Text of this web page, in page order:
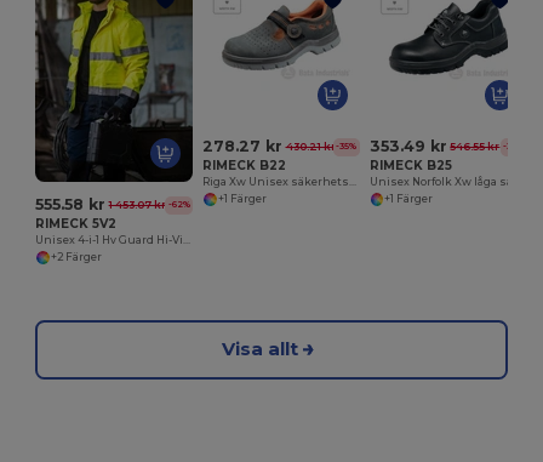
555.58 kr 1 453.07 kr -62%
RIMECK 5V2
+2 Färger
278.27 kr 430.21 kr -35%
RIMECK B22
+1 Färger
353.49 kr 546.55 kr -35%
RIMECK B25
+1 Färger
Visa allt